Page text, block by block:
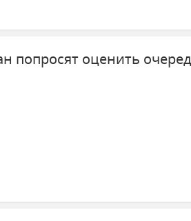
попросят оценить